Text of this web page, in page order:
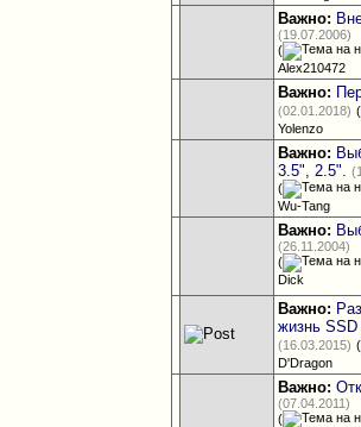
Важно:
(19.07.2006)
(
Alex210472
Важно:
(02.01.2018) (
Yolenzo
Важно:
3.5", 2.5".
(
Wu-Tang
Важно:
(26.11.2004)
(
Dick
Важно:
жизнь SSD
(16.03.2015) (
D'Dragon
Важно:
(07.04.2011)
(